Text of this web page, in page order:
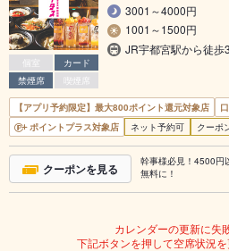
個室
カード
禁煙席
喫煙席
3001～4000円
1001～1500円
JR宇都宮駅から徒
【アプリ予約限定】最大800ポイント還元対象店
ポイントプラス対象店
ネット予約可 クーポ
クーポンを見る
幹事様必見！4500円
無料に！
カレンダーの更新に失
下記ボタンを押して空席状況を